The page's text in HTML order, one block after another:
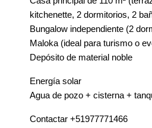
kitchenette, 2 dormitorios, 2
Bungalow independiente (2
Maloka (ideal para turismo o
Depósito de material noble
Energía solar
Agua de pozo + cisterna +
Contactar +51977771466